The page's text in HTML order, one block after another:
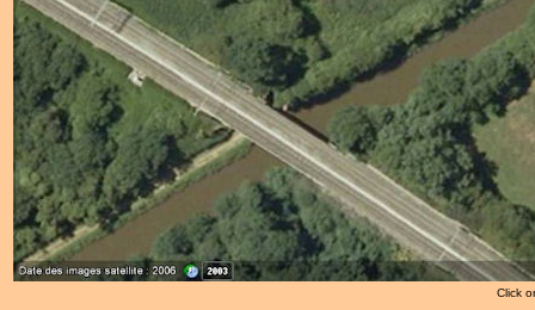
Click